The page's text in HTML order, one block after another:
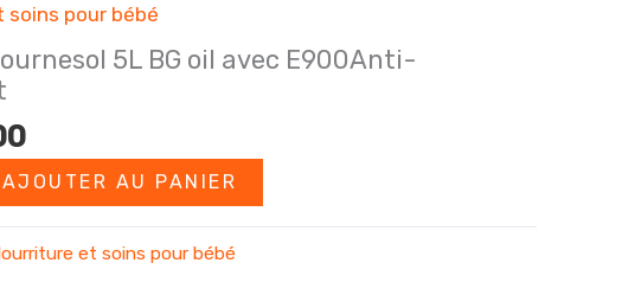
soins pour bébé
5L BG oil avec E900Anti-
AJOUTER AU PANIER
et soins pour bébé